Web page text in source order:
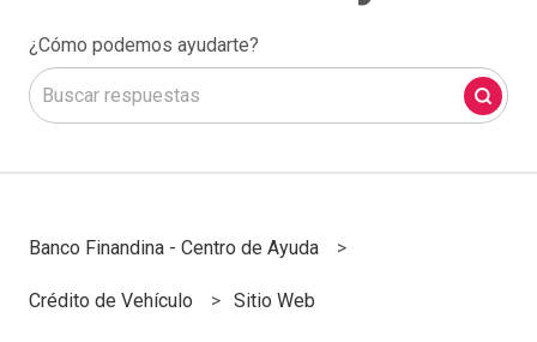
¿Cómo podemos ayudarte?
Banco Finandina - Centro de Ayuda
Crédito de Vehículo Sitio Web